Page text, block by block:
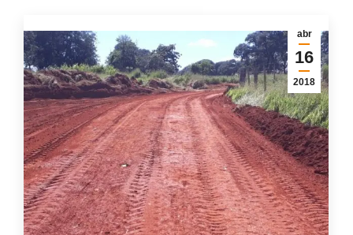
abr
16
2018